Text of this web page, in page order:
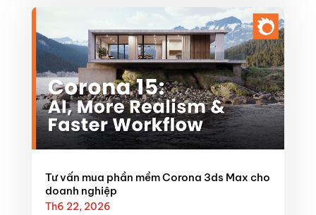
Tư vấn mua phần mềm Corona 3ds Max cho
doanh nghiệp
Th6 22, 2026